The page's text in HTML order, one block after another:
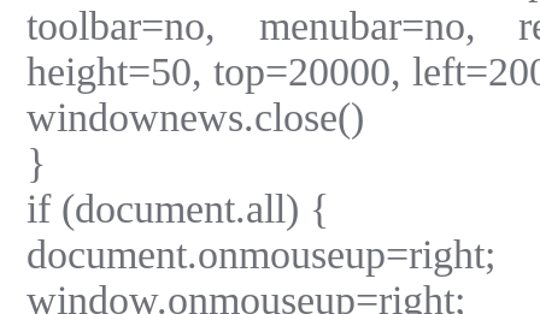
toolbar=no, menubar=no,
height=50, top=20000,
windownews.close()
}
if (document.all) {
document.onmouseup=right;
window.onmouseup=right;